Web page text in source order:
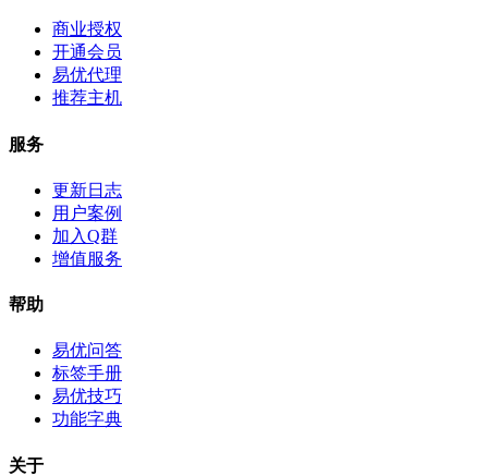
商业授权
开通会员
易优代理
推荐主机
服务
更新日志
用户案例
加入Q群
增值服务
帮助
易优问答
标签手册
易优技巧
功能字典
关于